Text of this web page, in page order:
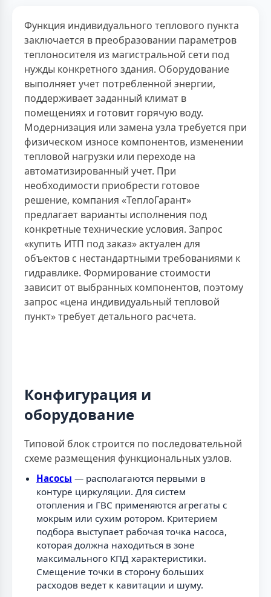
Функция индивидуального теплового пункта
заключается в преобразовании параметров
теплоносителя из магистральной сети под
нужды конкретного здания. Оборудование
выполняет учет потребленной энергии,
поддерживает заданный климат в
помещениях и готовит горячую воду.
Модернизация или замена узла требуется при
физическом износе компонентов, изменении
тепловой нагрузки или переходе на
автоматизированный учет. При
необходимости приобрести готовое
решение, компания «ТеплоГарант»
предлагает варианты исполнения под
конкретные технические условия. Запрос
«купить ИТП под заказ» актуален для
объектов с нестандартными требованиями к
гидравлике. Формирование стоимости
зависит от выбранных компонентов, поэтому
запрос «цена индивидуальный тепловой
пункт» требует детального расчета.
Конфигурация и
оборудование
Типовой блок строится по последовательной
схеме размещения функциональных узлов.
Насосы — располагаются первыми в
контуре циркуляции. Для систем
отопления и ГВС применяются агрегаты с
мокрым или сухим ротором. Критерием
подбора выступает рабочая точка насоса,
которая должна находиться в зоне
максимального КПД характеристики.
Смещение точки в сторону больших
расходов ведет к кавитации и шуму.